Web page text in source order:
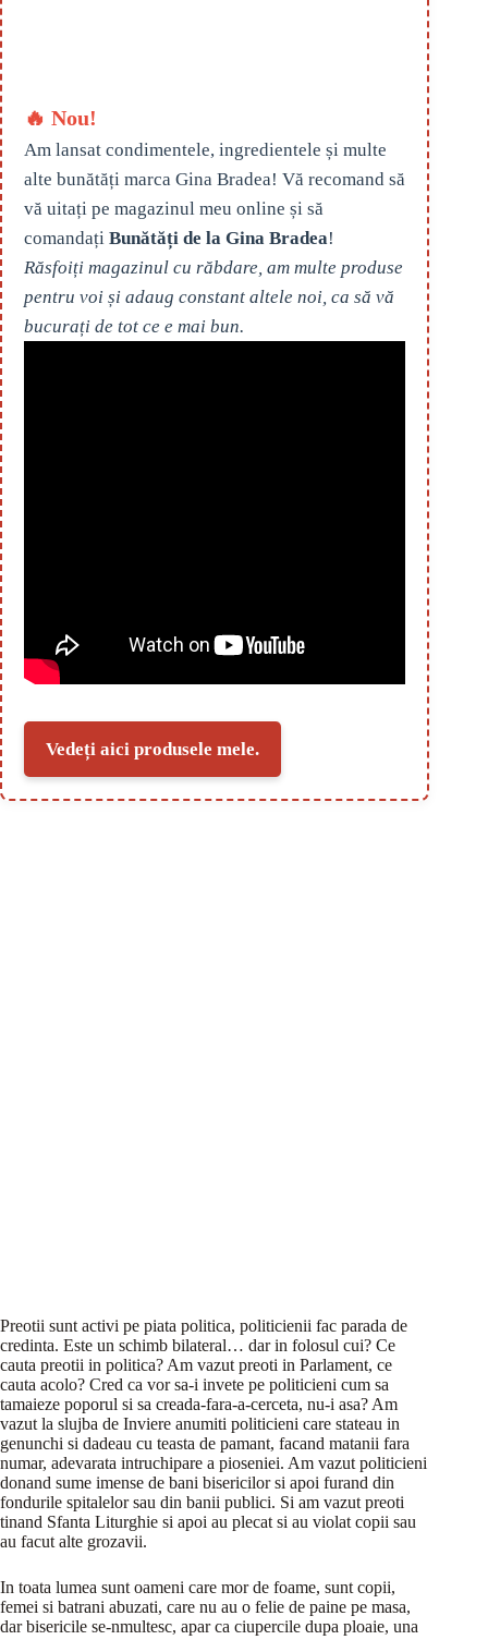
🔥 Nou!
Am lansat condimentele, ingredientele și multe
alte bunătăți marca Gina Bradea! Vă recomand să
vă uitați pe magazinul meu online și să
comandați Bunătăți de la Gina Bradea!
Răsfoiți magazinul cu răbdare, am multe produse
pentru voi și adaug constant altele noi, ca să vă
bucurați de tot ce e mai bun.
Vedeți aici produsele mele.
Preotii sunt activi pe piata politica, politicienii fac parada de
credinta. Este un schimb bilateral… dar in folosul cui? Ce
cauta preotii in politica? Am vazut preoti in Parlament, ce
cauta acolo? Cred ca vor sa-i invete pe politicieni cum sa
tamaieze poporul si sa creada-fara-a-cerceta, nu-i asa? Am
vazut la slujba de Inviere anumiti politicieni care stateau in
genunchi si dadeau cu teasta de pamant, facand matanii fara
numar, adevarata intruchipare a pioseniei. Am vazut politicieni
donand sume imense de bani bisericilor si apoi furand din
fondurile spitalelor sau din banii publici. Si am vazut preoti
tinand Sfanta Liturghie si apoi au plecat si au violat copii sau
au facut alte grozavii.
In toata lumea sunt oameni care mor de foame, sunt copii,
femei si batrani abuzati, care nu au o felie de paine pe masa,
dar bisericile se-nmultesc, apar ca ciupercile dupa ploaie, una